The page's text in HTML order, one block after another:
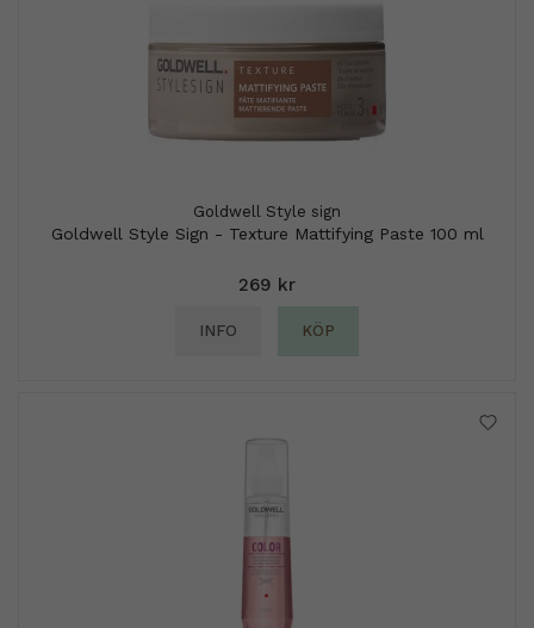
Goldwell Style sign
Goldwell Style Sign - Texture Mattifying Paste 100 ml
269 kr
INFO KÖP